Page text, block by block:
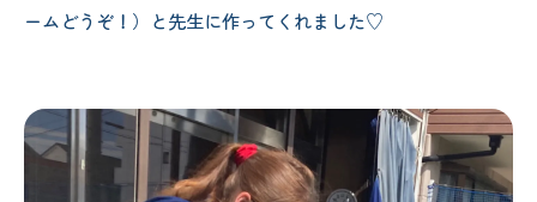
ームどうぞ！）と先生に作ってくれました♡